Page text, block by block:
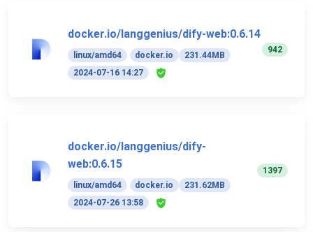
docker.io/langgenius/dify-web:0.6.14
linux/amd64 docker.io
231.44MB
2024-07-16 14:27
942
docker.io/langgenius/dify-
web:0.6.15
linux/amd64 docker.io
231.62MB
2024-07-26 13:58
1397